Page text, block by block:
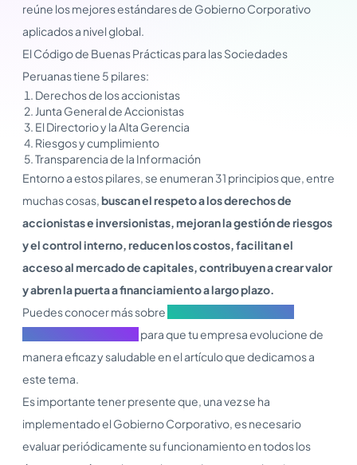
reúne los mejores estándares de Gobierno Corporativo
aplicados a nivel global.
El Código de Buenas Prácticas para las Sociedades
Peruanas tiene 5 pilares:
Derechos de los accionistas
Junta General de Accionistas
El Directorio y la Alta Gerencia
Riesgos y cumplimiento
Transparencia de la Información
Entorno a estos pilares, se enumeran 31 principios que, entre
muchas cosas,buscan el respeto a los derechos de
accionistas e inversionistas, mejoran la gestión de riesgos
y el control interno, reducen los costos, facilitan el
acceso al mercado de capitales, contribuyen a crear valor
y abren la puerta a financiamiento a largo plazo.
Puedes conocer más sobre
para que tu empresa evolucione de
manera eficaz y saludable en el artículo que dedicamos a
este tema.
Es importante tener presente que, una vez se ha
implementado el Gobierno Corporativo, es necesario
evaluar periódicamente su funcionamiento en todos los